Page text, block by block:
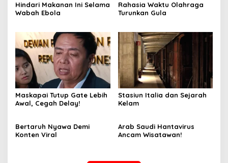
Hindari Makanan Ini Selama
Wabah Ebola
Rahasia Waktu Olahraga
Turunkan Gula
Maskapai Tutup Gate Lebih
Awal, Cegah Delay!
Stasiun Italia dan Sejarah
Kelam
Bertaruh Nyawa Demi
Konten Viral
Arab Saudi Hantavirus
Ancam Wisatawan!